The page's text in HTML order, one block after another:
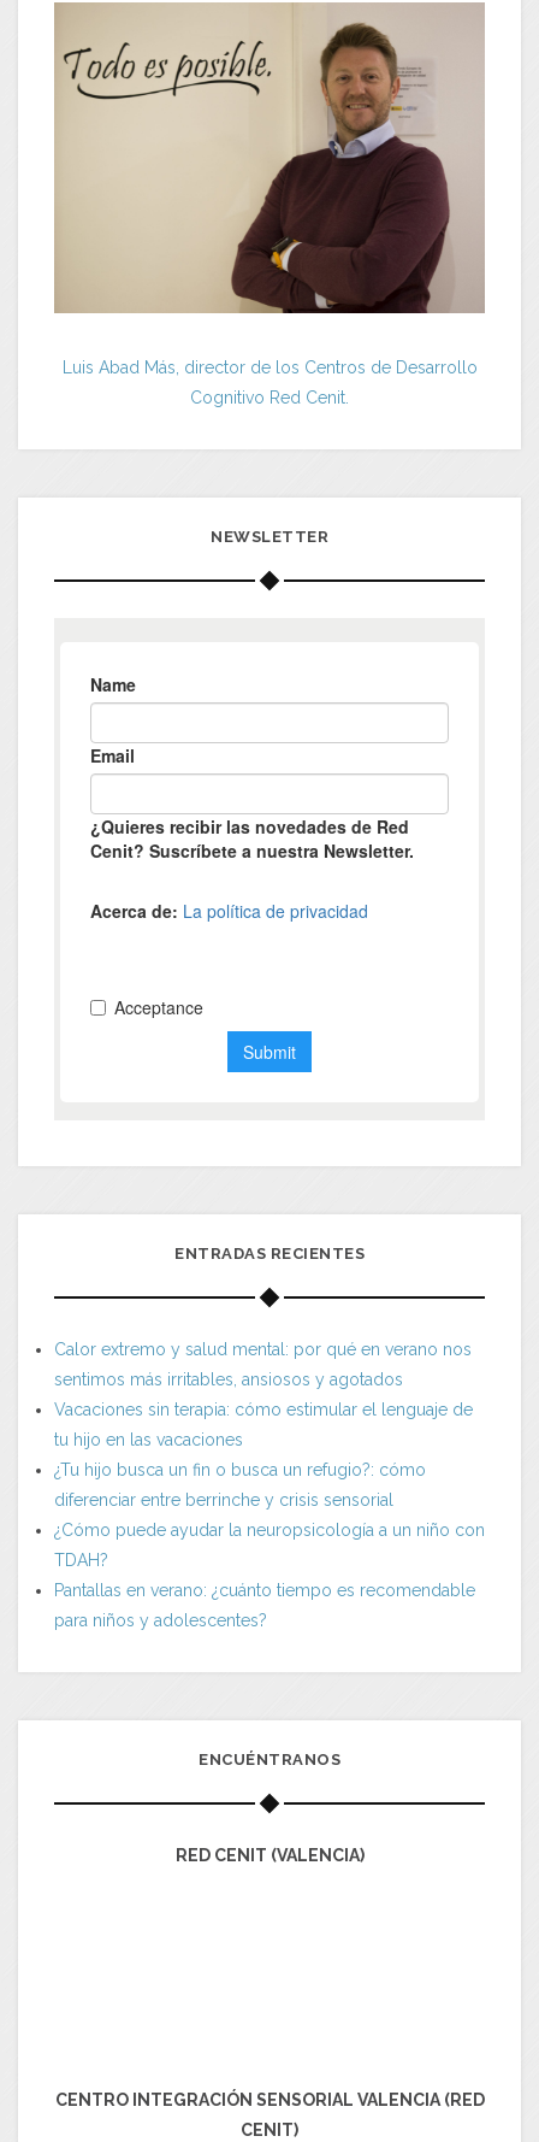
Luis Abad Más, director de los Centros de Desarrollo
Cognitivo Red Cenit.
NEWSLETTER
ENTRADAS RECIENTES
Calor extremo y salud mental: por qué en verano nos
sentimos más irritables, ansiosos y agotados
Vacaciones sin terapia: cómo estimular el lenguaje de
tu hijo en las vacaciones
¿Tu hijo busca un fin o busca un refugio?: cómo
diferenciar entre berrinche y crisis sensorial
¿Cómo puede ayudar la neuropsicología a un niño con
TDAH?
Pantallas en verano: ¿cuánto tiempo es recomendable
para niños y adolescentes?
ENCUÉNTRANOS
RED CENIT (VALENCIA)
CENTRO INTEGRACIÓN SENSORIAL VALENCIA (RED
CENIT)